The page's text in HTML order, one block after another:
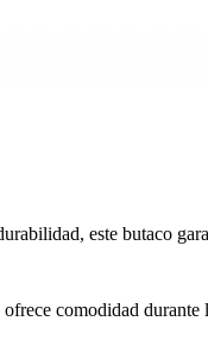
este butaco
comodidad